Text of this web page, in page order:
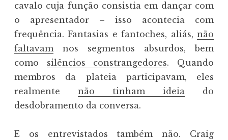
cavalo cuja função consistia em dançar com
o apresentador – isso acontecia com
frequência. Fantasias e fantoches, aliás, não
faltavam nos segmentos absurdos, bem
como silêncios constrangedores. Quando
membros da plateia participavam, eles
realmente não tinham ideia do
desdobramento da conversa.
E os entrevistados também não. Craig